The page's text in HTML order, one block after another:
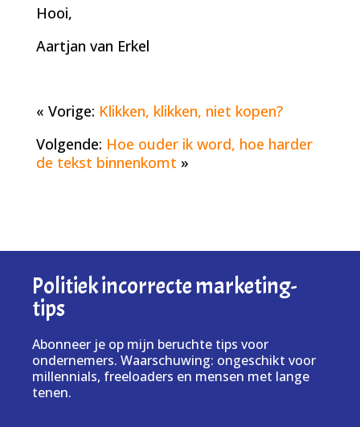
Hooi,
Aartjan van Erkel
« Vorige: Klikken, klikken, niet kopen?
Volgende: Hoe ouder ik word, hoe harder
de tekst binnenkomt »
Politiek incorrecte marketing-
tips
Abonneer je op mijn beruchte tips voor
ondernemers. Waarschuwing: ongeschikt voor
millennials, freeloaders en mensen met lange
tenen.